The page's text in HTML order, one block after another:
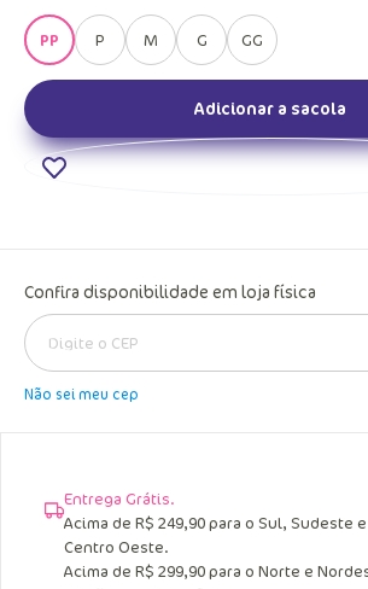
PP P M G GG
Adicionar a sacola
Confira disponibilidade em loja física
Entrega Grátis.
Acima de R$ 249,90 para o Sul, Sudeste e